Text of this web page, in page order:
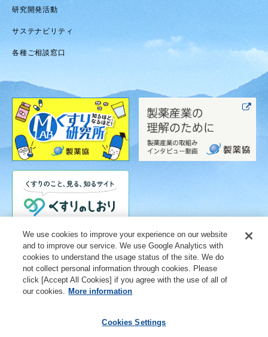
研究開発活動
サステナビリティ
各種ご相談窓口
We use cookies to improve your experience on our website
and to improve our service. We use Google Analytics with
cookies to understand the usage status of the site. We do
not collect personal information through cookies. Please
click [Accept All Cookies] if you agree with the use of all of
our cookies. More information
Cookies Settings